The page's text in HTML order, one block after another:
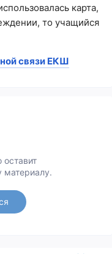
карта,
то учащийся
связи ЕКШ
материалу.